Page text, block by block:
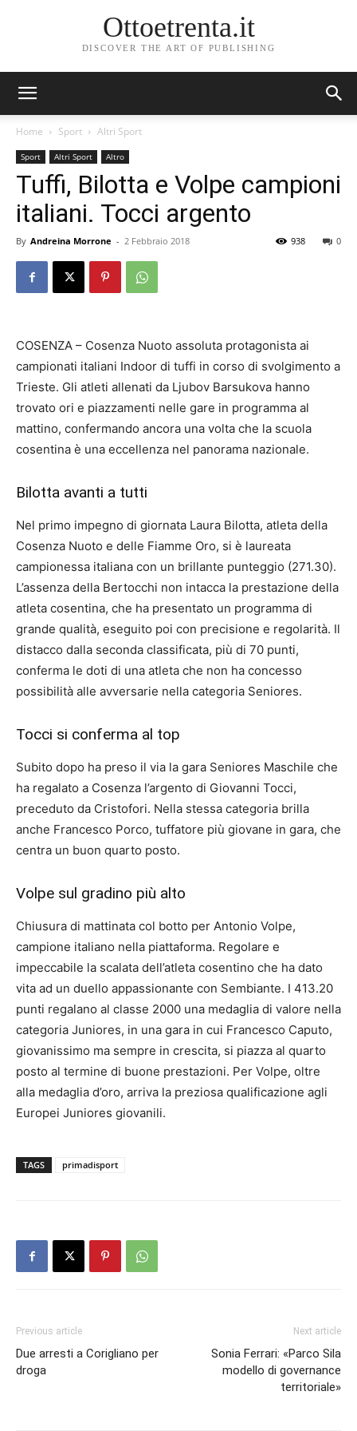
Ottoetrenta.it
DISCOVER THE ART OF PUBLISHING
Home Sport Altri Sport
Sport Altri Sport Altro
Tuffi, Bilotta e Volpe campioni
italiani. Tocci argento
By Andreina Morrone - 2 Febbraio 2018 0
938
COSENZA – Cosenza Nuoto assoluta protagonista ai
campionati italiani Indoor di tuffi in corso di svolgimento a
Trieste. Gli atleti allenati da Ljubov Barsukova hanno
trovato ori e piazzamenti nelle gare in programma al
mattino, confermando ancora una volta che la scuola
cosentina è una eccellenza nel panorama nazionale.
Bilotta avanti a tutti
Nel primo impegno di giornata Laura Bilotta, atleta della
Cosenza Nuoto e delle Fiamme Oro, si è laureata
campionessa italiana con un brillante punteggio (271.30).
L’assenza della Bertocchi non intacca la prestazione della
atleta cosentina, che ha presentato un programma di
grande qualità, eseguito poi con precisione e regolarità. Il
distacco dalla seconda classificata, più di 70 punti,
conferma le doti di una atleta che non ha concesso
possibilità alle avversarie nella categoria Seniores.
Tocci si conferma al top
Subito dopo ha preso il via la gara Seniores Maschile che
ha regalato a Cosenza l’argento di Giovanni Tocci,
preceduto da Cristofori. Nella stessa categoria brilla
anche Francesco Porco, tuffatore più giovane in gara, che
centra un buon quarto posto.
Volpe sul gradino più alto
Chiusura di mattinata col botto per Antonio Volpe,
campione italiano nella piattaforma. Regolare e
impeccabile la scalata dell’atleta cosentino che ha dato
vita ad un duello appassionante con Sembiante. I 413.20
punti regalano al classe 2000 una medaglia di valore nella
categoria Juniores, in una gara in cui Francesco Caputo,
giovanissimo ma sempre in crescita, si piazza al quarto
posto al termine di buone prestazioni. Per Volpe, oltre
alla medaglia d’oro, arriva la preziosa qualificazione agli
Europei Juniores giovanili.
TAGS primadisport
Previous article
Due arresti a Corigliano per
droga
Next article
Sonia Ferrari: «Parco Sila
modello di governance
territoriale»